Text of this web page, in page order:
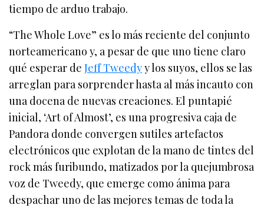
tiempo de arduo trabajo.
“The Whole Love” es lo más reciente del conjunto
norteamericano y, a pesar de que uno tiene claro
qué esperar deJeff Tweedyy los suyos, ellos se las
arreglan para sorprender hasta al más incauto con
una docena de nuevas creaciones. El puntapié
inicial, ‘Art of Almost’, es una progresiva caja de
Pandora donde convergen sutiles artefactos
electrónicos que explotan de la mano de tintes del
rock más furibundo, matizados por la quejumbrosa
voz de Tweedy, que emerge como ánima para
despachar uno de las mejores temas de toda la